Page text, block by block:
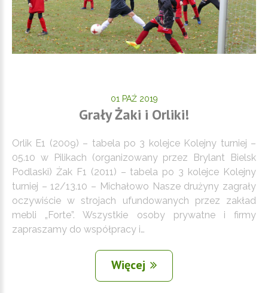
01 PAŹ 2019
Grały Żaki i Orliki!
Orlik E1 (2009) – tabela po 3 kolejce Kolejny turniej –
05.10 w Pilikach (organizowany przez Brylant Bielsk
Podlaski) Żak F1 (2011) – tabela po 3 kolejce Kolejny
turniej – 12/13.10 – Michałowo Nasze drużyny zagrały
oczywiście w strojach ufundowanych przez zakład
mebli „Forte”. Wszystkie osoby prywatne i firmy
zapraszamy do współpracy i…
Więcej